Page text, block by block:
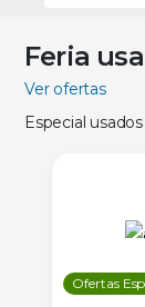
Feria
Ver ofertas
Especial
Ofertas